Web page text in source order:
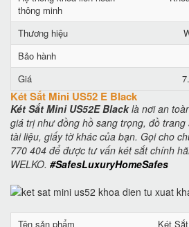
thông minh
Thương hiệu
Bảo hành
Giá
Két Sắt Mini US52 E Black
Két Sắt Mini US52E Blacklà nơi an
giá trị như đồng hồ sang trọng, đồ
tài liệu, giấy tờ khác của bạn. Gọi cho
770 404 để được tư vấn két sắt chính
WELKO. #SafesLuxuryHomeSafes
Tên sản phẩm Két